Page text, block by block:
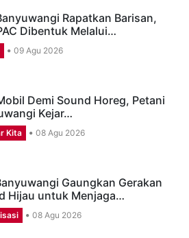
Rapatkan Barisan,
Dibentuk Melalui…
09 Agu 2026
Demi Sound Horeg, Petani
Kejar…
Kita 08 Agu 2026
Gaungkan Gerakan
Hijau untuk Menjaga…
08 Agu 2026